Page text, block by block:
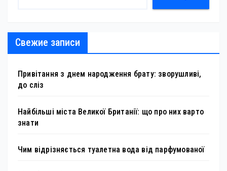
Свежие записи
Привітання з днем народження брату: зворушливі,
до сліз
Найбільші міста Великої Британії: що про них варто
знати
Чим відрізняється туалетна вода від парфумованої